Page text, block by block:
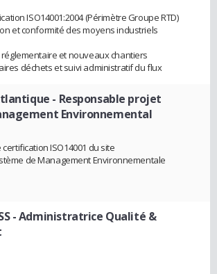
ISO14001:2004 (Périmètre Groupe RTD)
et conformité des moyens industriels
réglementaire et nouveaux chantiers
déchets et suivi administratif du flux
- Responsable projet
Environnemental
ISO14001 du site
de Management Environnementale
- Administratrice Qualité &